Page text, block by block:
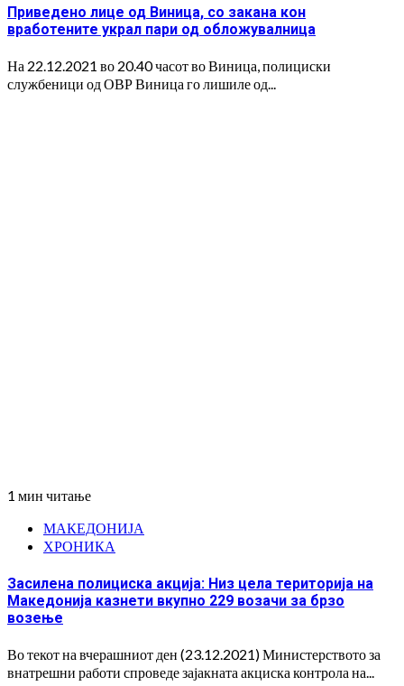
Приведено лице од Виница, со закана кон
вработените украл пари од обложувалница
На 22.12.2021 во 20.40 часот во Виница, полициски
службеници од ОВР Виница го лишиле од...
1 мин читање
МАКЕДОНИЈА
ХРОНИКА
Засилена полициска акција: Низ цела територија на
Македонија казнети вкупно 229 возачи за брзо
возење
Во текот на вчерашниот ден (23.12.2021) Министерството за
внатрешни работи спроведе зајакната акциска контрола на...